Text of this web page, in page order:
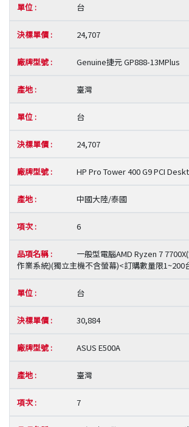
台
24,707
Genuine捷元 GP888-13MPlus
臺灣
台
24,707
HP Pro Tower 400 G9 PCI
中國大陸/泰國
6
一般型電腦AMD Ryzen 7
作業系統)(獨立主機不含螢幕)<訂購數量限1~200
台
30,884
ASUS E500A
臺灣
7